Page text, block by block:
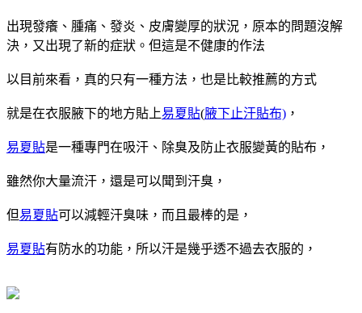
出現發癢、腫痛、發炎、皮膚變厚的狀況，原本的問題沒解
決，又出現了新的症狀。但這是不健康的作法
以目前來看，真的只有一種方法，也是比較推薦的方式
就是在衣服腋下的地方貼上易夏貼(腋下止汗貼布) ，
易夏貼是一種專門在吸汗、除臭及防止衣服變黃的貼布，
雖然你大量流汗，還是可以聞到汗臭，
但易夏貼可以減輕汗臭味，而且最棒的是，
易夏貼有防水的功能，所以汗是幾乎透不過去衣服的，